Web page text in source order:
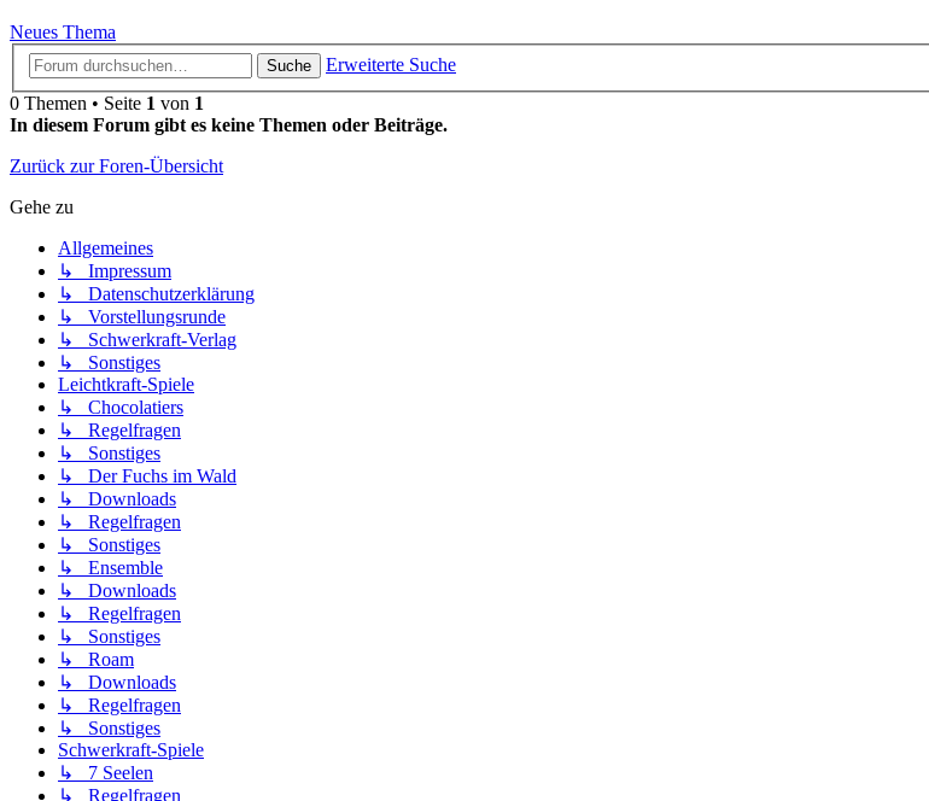
Neues Thema
Suche
Erweiterte Suche
0 Themen • Seite 1 von 1
In diesem Forum gibt es keine Themen oder Beiträge.
Zurück zur Foren-Übersicht
Gehe zu
Allgemeines
↳ Impressum
↳ Datenschutzerklärung
↳ Vorstellungsrunde
↳ Schwerkraft-Verlag
↳ Sonstiges
Leichtkraft-Spiele
↳ Chocolatiers
↳ Regelfragen
↳ Sonstiges
↳ Der Fuchs im Wald
↳ Downloads
↳ Regelfragen
↳ Sonstiges
↳ Ensemble
↳ Downloads
↳ Regelfragen
↳ Sonstiges
↳ Roam
↳ Downloads
↳ Regelfragen
↳ Sonstiges
Schwerkraft-Spiele
↳ 7 Seelen
↳ Regelfragen